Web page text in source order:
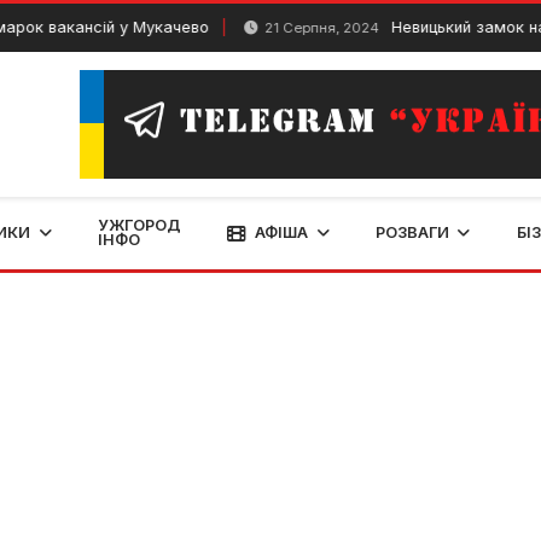
у Мукачево 21 Серпня, 2024 Невицький замок на
УЖГОРОД
ІНФО
АФІША РОЗВАГИ